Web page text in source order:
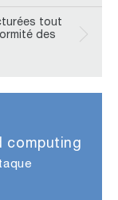
tout
des
computing